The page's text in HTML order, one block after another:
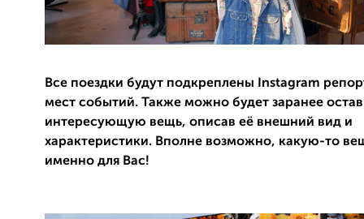
Все поездки будут подкреплены Instagram
мест событий. Также можно будет заранее
интересующую вещь, описав её внешний вид и
характеристики. Вполне возможно, какую-то
именно для Вас!